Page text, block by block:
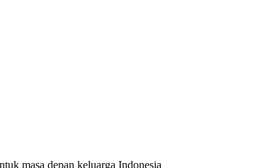
masa depan keluarga Indonesia